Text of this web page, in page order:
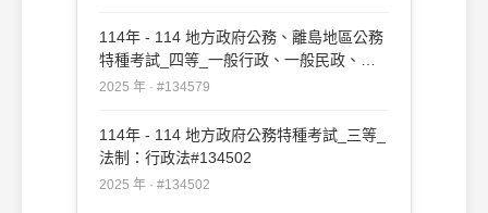
政、農業行政：行政法#134758
114年 - 114 地方政府公務、離島地區公務
特種考試_四等_一般行政、一般民政、客
家事務行政、戶政、原住民族行政、社會行
行政、法律廉政、財經廉政：行政法概要
#134579
2025 年 · #134579
114年 - 114 地方政府公務特種考試_三等_
法制：行政法#134502
2025 年 · #134502